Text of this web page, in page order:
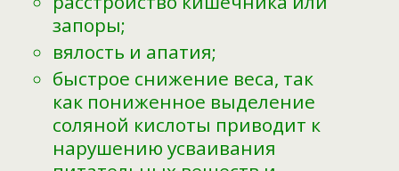
запоры;
вялость и апатия;
быстрое снижение веса, так
как пониженное выделение
соляной кислоты приводит к
нарушению усваивания